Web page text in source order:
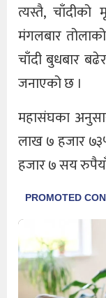
त्यस्तै,
मंगलबार
चाँदी बुधबार
जनाएको छ ।
महासंघका
लाख ७ हजार
हजार ७ सय